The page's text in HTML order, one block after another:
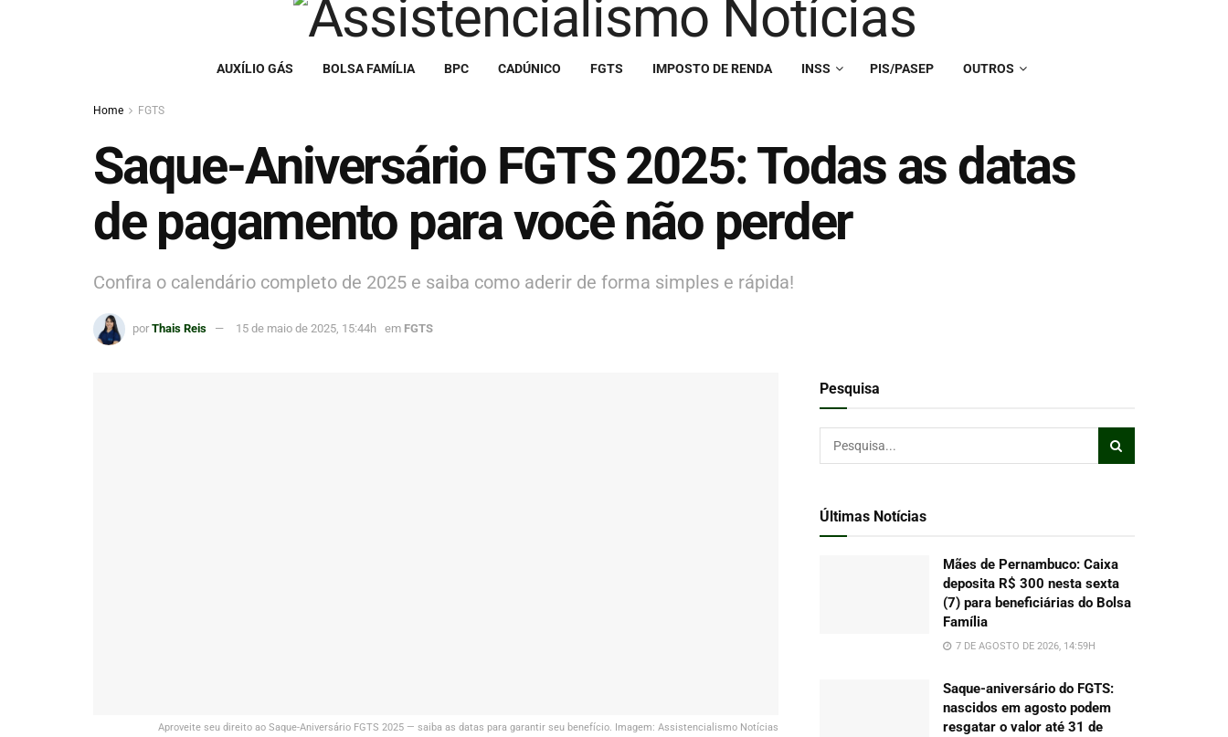
AUXÍLIO GÁS BOLSA FAMÍLIA BPC CADÚNICO FGTS IMPOSTO DE RENDA INSS PIS/PASEP OUTROS
Home FGTS
Saque-Aniversário FGTS 2025: Todas as datas
de pagamento para você não perder
Confira o calendário completo de 2025 e saiba como aderir de forma simples e rápida!
por Thais Reis 15 de maio de 2025, 15:44h em FGTS
Aproveite seu direito ao Saque-Aniversário FGTS 2025 — saiba as datas para garantir seu benefício. Imagem: Assistencialismo Notícias
Pesquisa
Últimas Notícias
Mães de Pernambuco: Caixa
deposita R$ 300 nesta sexta
(7) para beneficiárias do Bolsa
Família
7 DE AGOSTO DE 2026, 14:59H
Saque-aniversário do FGTS:
nascidos em agosto podem
resgatar o valor até 31 de